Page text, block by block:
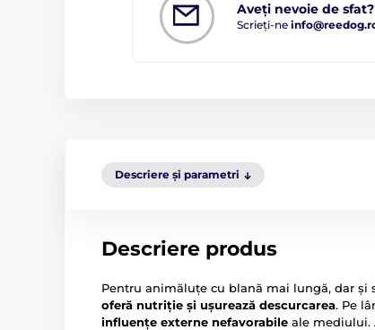
Aveți nevoie de sfat?
Scrieți-ne
Descriere și parametri
Descriere produs
Pentru animăluțe cu blană mai lungă, dar și
oferă nutriție și ușurează descurcarea. Pe
influențe externe nefavorabile ale mediului.